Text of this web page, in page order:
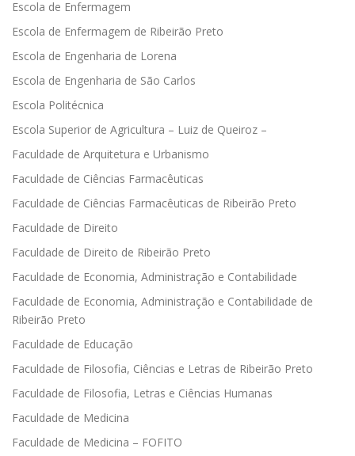
Escola de Enfermagem
Escola de Enfermagem de Ribeirão Preto
Escola de Engenharia de Lorena
Escola de Engenharia de São Carlos
Escola Politécnica
Escola Superior de Agricultura – Luiz de Queiroz –
Faculdade de Arquitetura e Urbanismo
Faculdade de Ciências Farmacêuticas
Faculdade de Ciências Farmacêuticas de Ribeirão Preto
Faculdade de Direito
Faculdade de Direito de Ribeirão Preto
Faculdade de Economia, Administração e Contabilidade
Faculdade de Economia, Administração e Contabilidade de
Ribeirão Preto
Faculdade de Educação
Faculdade de Filosofia, Ciências e Letras de Ribeirão Preto
Faculdade de Filosofia, Letras e Ciências Humanas
Faculdade de Medicina
Faculdade de Medicina – FOFITO